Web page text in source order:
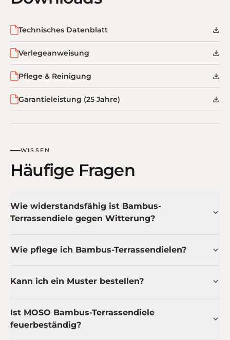
Technisches Datenblatt
Verlegeanweisung
Pflege & Reinigung
Garantieleistung (25 Jahre)
WISSEN
Häufige Fragen
Wie widerstandsfähig ist Bambus-
Terrassendiele gegen Witterung?
Wie pflege ich Bambus-Terrassendielen?
Kann ich ein Muster bestellen?
Ist MOSO Bambus-Terrassendiele
feuerbeständig?